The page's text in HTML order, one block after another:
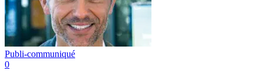
Publi-communiqué
0